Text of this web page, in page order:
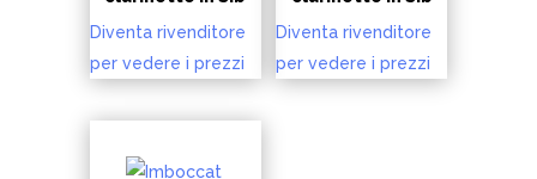
Diventa rivenditore
per vedere i prezzi
Diventa rivenditore
per vedere i prezzi